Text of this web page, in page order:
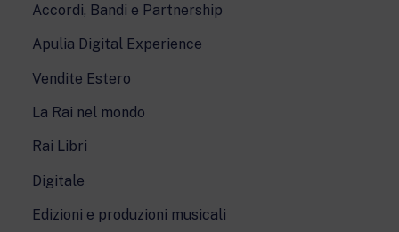
Accordi, Bandi e Partnership
Apulia Digital Experience
Vendite Estero
La Rai nel mondo
Rai Libri
Digitale
Edizioni e produzioni musicali